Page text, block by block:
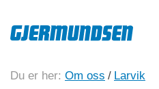
Du er her: Om oss / Larvik